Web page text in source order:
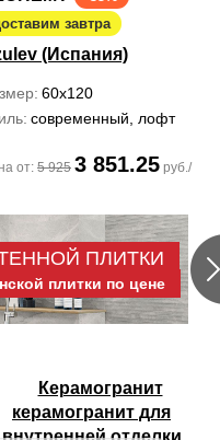
завтра
(Испания)
60x120
современный, лофт
от: 5 925 3 851.25 руб./
ПЛИТКИ
плитки по цене